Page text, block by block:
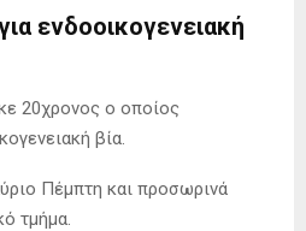
ενδοοικογενειακή
20χρονος ο οποίος
βία.
Πέμπτη και προσωρινά
τμήμα.